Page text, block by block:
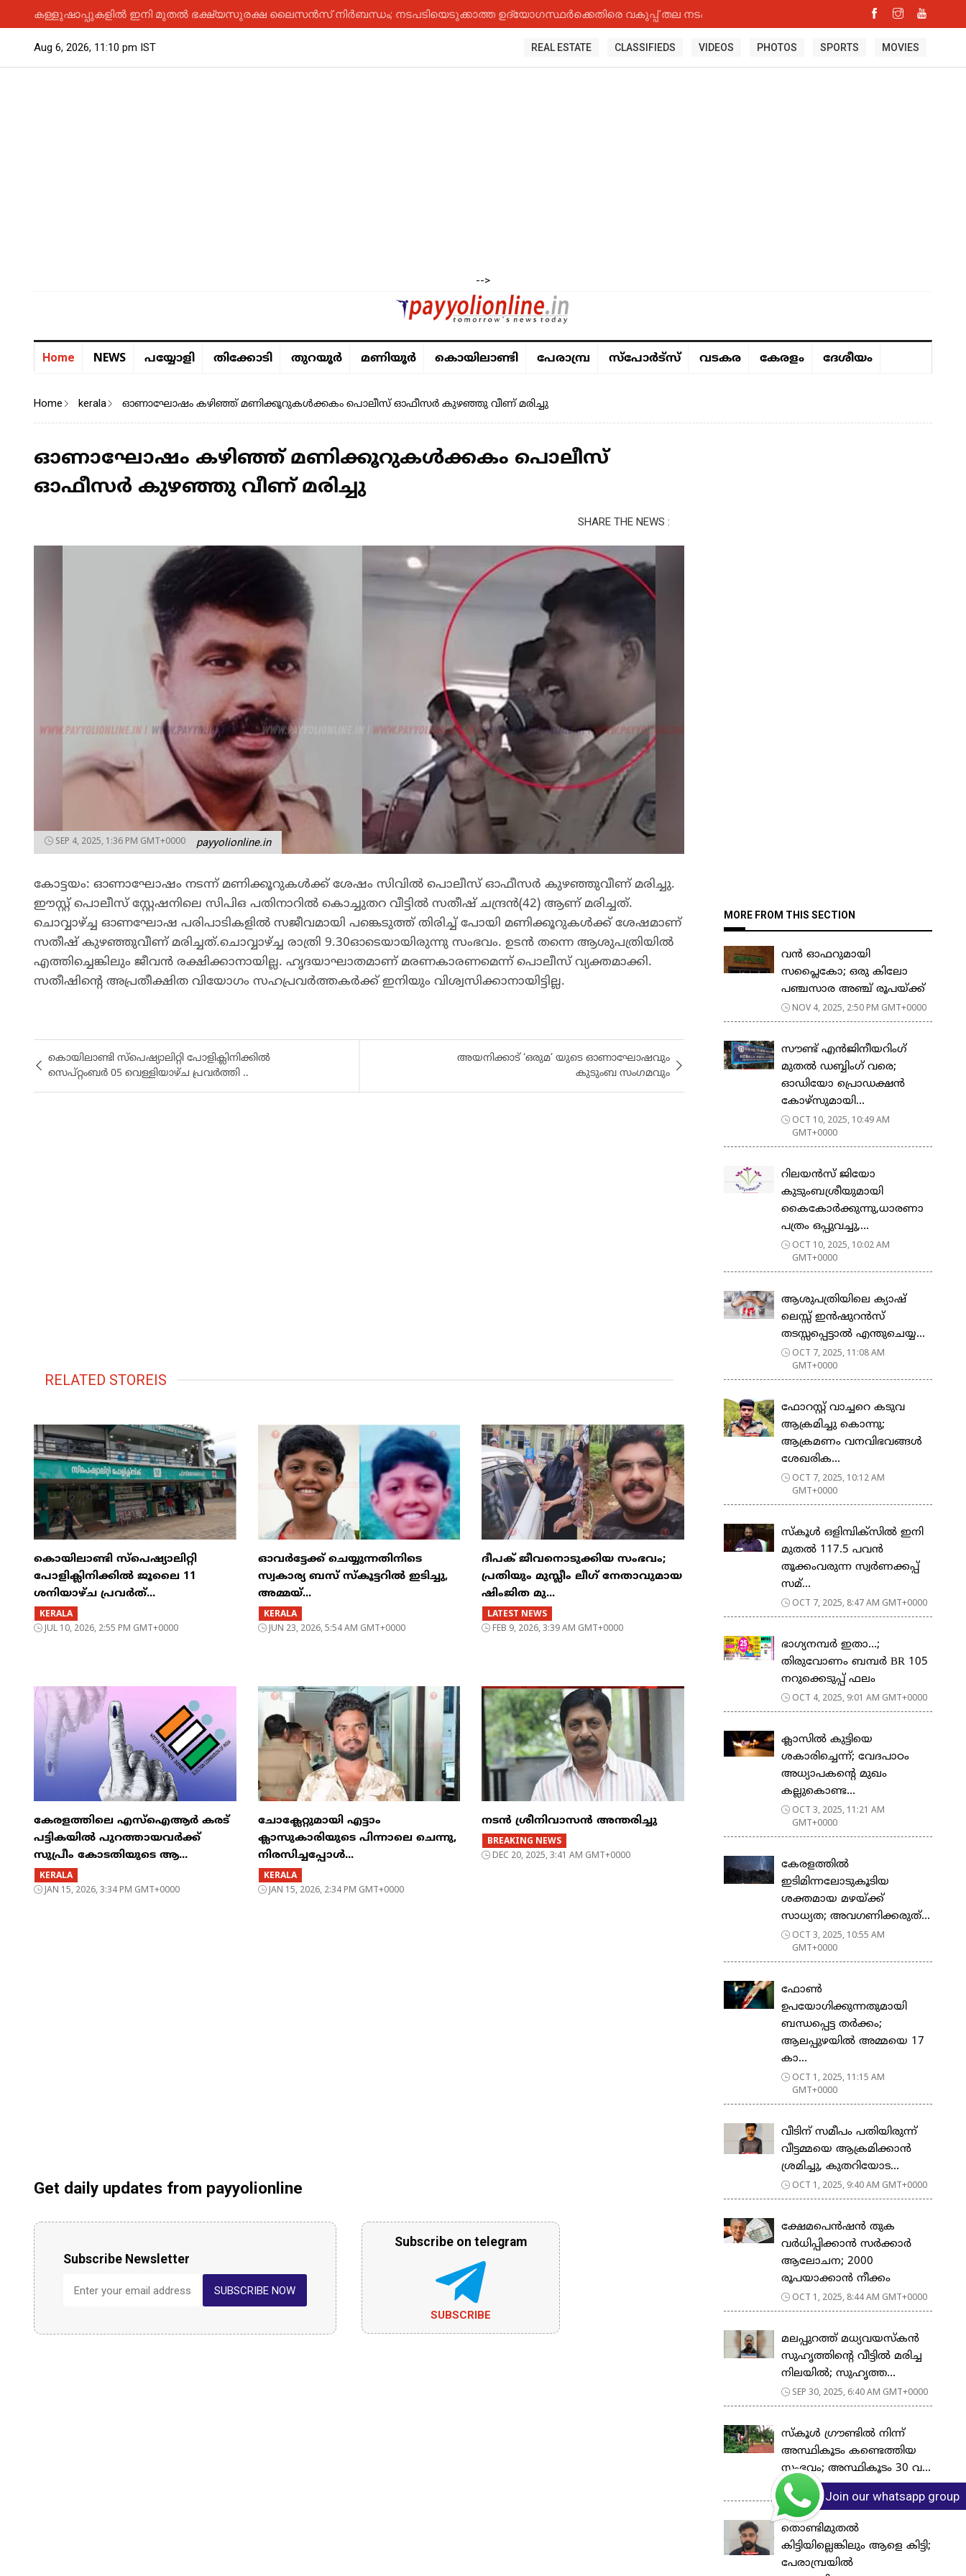
കള്ളുഷാപ്പുകളിൽ ഇനി മുതൽ ഭക്ഷ്യസുരക്ഷ ലൈസൻസ് നിർബന്ധം; നടപടിയെടുക്കാത്ത ഉദ്യോ​ഗസ്ഥർക്കെതിരെ വകുപ്പ് തല നടപടി
Aug 6, 2026, 11:10 pm IST REAL ESTATE CLASSIFIEDS VIDEOS PHOTOS SPORTS MOVIES
-->
Home NEWS പയ്യോളി തിക്കോടി തുറയൂര്‍ മണിയൂര്‍ കൊയിലാണ്ടി പേരാമ്പ്ര സ്പോർട്സ് വടകര കേരളം ദേശീയം
Home kerala ഓണാഘോഷം കഴിഞ്ഞ് മണിക്കൂറുകൾക്കകം പൊലീസ് ഓഫീസർ കുഴഞ്ഞു വീണ് മരിച്ചു
ഓണാഘോഷം കഴിഞ്ഞ് മണിക്കൂറുകൾക്കകം പൊലീസ്
ഓഫീസർ കുഴഞ്ഞു വീണ് മരിച്ചു
SHARE THE NEWS :
SEP 4, 2025, 1:36 PM GMT+0000 payyolionline.in
കോട്ടയം: ഓണാഘോഷം നടന്ന് മണിക്കൂറുകൾക്ക് ശേഷം സിവില്‍ പൊലീസ് ഓഫീസര്‍ കുഴഞ്ഞുവീണ് മരിച്ചു.
ഈസ്റ്റ് പൊലീസ് സ്റ്റേഷനിലെ സിപിഒ പതിനാറില്‍ കൊച്ചുതറ വീട്ടില്‍ സതീഷ് ചന്ദ്രന്‍(42) ആണ് മരിച്ചത്.
ചൊവ്വാഴ്ച്ച ഓണഘോഷ പരിപാടികളില്‍ സജീവമായി പങ്കെടുത്ത് തിരിച്ച് പോയി മണിക്കൂറുകള്‍ക്ക് ശേഷമാണ്
സതീഷ് കുഴഞ്ഞുവീണ് മരിച്ചത്.ചൊവ്വാഴ്ച്ച രാത്രി 9.30ഓടെയായിരുന്നു സംഭവം. ഉടന്‍ തന്നെ ആശുപത്രിയില്‍
എത്തിച്ചെങ്കിലും ജീവന്‍ രക്ഷിക്കാനായില്ല. ഹൃദയാഘാതമാണ് മരണകാരണമെന്ന് പൊലീസ് വ്യക്തമാക്കി.
സതീഷിന്റെ അപ്രതീക്ഷിത വിയോഗം സഹപ്രവർത്തകർക്ക് ഇനിയും വിശ്വസിക്കാനായിട്ടില്ല.
കൊയിലാണ്ടി സ്പെഷ്യാലിറ്റി പോളിക്ലിനിക്കിൽ
സെപ്റ്റംബർ 05 വെള്ളിയാഴ്ച പ്രവർത്തി ..
അയനിക്കാട് ‘ഒരുമ’ യുടെ ഓണാഘോഷവും
കുടുംബ സംഗമവും
RELATED STOREIS
കൊയിലാണ്ടി സ്പെഷ്യാലിറ്റി
പോളിക്ലിനിക്കിൽ ജൂലൈ 11
ശനിയാഴ്ച പ്രവർത്...
KERALA
JUL 10, 2026, 2:55 PM GMT+0000
ഓവർട്ടേക്ക് ചെയ്യുന്നതിനിടെ
സ്വകാര്യ ബസ് സ്കൂട്ടറിൽ ഇടിച്ചു,
അമ്മയ്...
KERALA
JUN 23, 2026, 5:54 AM GMT+0000
ദീപക് ജീവനൊടുക്കിയ സംഭവം;
പ്രതിയും മുസ്ലീം ലീഗ് നേതാവുമായ
ഷിംജിത മു...
LATEST NEWS
FEB 9, 2026, 3:39 AM GMT+0000
കേരളത്തിലെ എസ്ഐആർ കരട്
പട്ടികയിൽ പുറത്തായവർക്ക്
സുപ്രീം കോടതിയുടെ ആ...
KERALA
JAN 15, 2026, 3:34 PM GMT+0000
ചോക്ലേറ്റുമായി എട്ടാം
ക്ലാസുകാരിയുടെ പിന്നാലെ ചെന്നു,
നിരസിച്ചപ്പോൾ...
KERALA
JAN 15, 2026, 2:34 PM GMT+0000
നടൻ ശ്രീനിവാസൻ അന്തരിച്ചു
BREAKING NEWS
DEC 20, 2025, 3:41 AM GMT+0000
Get daily updates from payyolionline
Subscribe Newsletter
SUBSCRIBE NOW
Subscribe on telegram
SUBSCRIBE
MORE FROM THIS SECTION
വൻ ഓഫറുമായി
സപ്ലൈകോ; ഒരു കിലോ
പഞ്ചസാര അഞ്ച് രൂപയ്ക്ക്
NOV 4, 2025, 2:50 PM GMT+0000
സൗണ്ട് എൻജിനീയറിംഗ്
മുതൽ ഡബ്ബിംഗ് വരെ;
ഓഡിയോ പ്രൊഡക്ഷൻ
കോഴ്‌സുമായി...
OCT 10, 2025, 10:49 AM
GMT+0000
റിലയൻസ് ജിയോ
കുടുംബശ്രീയുമായി
കൈകോർക്കുന്നു,ധാരണാ
പത്രം ഒപ്പുവച്ചു,...
OCT 10, 2025, 10:02 AM
GMT+0000
ആശുപത്രിയിലെ ക്യാഷ്
ലെസ്സ് ഇന്‍ഷുറന്‍സ്
തടസ്സപ്പെട്ടാല്‍ എന്തുചെയ്യ...
OCT 7, 2025, 11:08 AM
GMT+0000
ഫോറസ്റ്റ് വാച്ചറെ കടുവ
ആക്രമിച്ചു കൊന്നു;
ആക്രമണം വനവിഭവങ്ങൾ
ശേഖരിക...
OCT 7, 2025, 10:12 AM
GMT+0000
സ്കൂൾ ഒളിമ്പിക്സിൽ ഇനി
മുതൽ 117.5 പവൻ
തൂക്കംവരുന്ന സ്വർണക്കപ്പ്
സമ്...
OCT 7, 2025, 8:47 AM GMT+0000
ഭാഗ്യനമ്പർ ഇതാ…;
തിരുവോണം ബമ്പർ BR 105
നറുക്കെടുപ്പ് ഫലം
OCT 4, 2025, 9:01 AM GMT+0000
ക്ലാസിൽ കുട്ടിയെ
ശകാരിച്ചെന്ന്; വേദപാഠം
അധ്യാപകന്റെ മുഖം
കല്ലുകൊണ്ട...
OCT 3, 2025, 11:21 AM
GMT+0000
കേരളത്തില്‍
ഇടിമിന്നലോടുകൂടിയ
ശക്തമായ മഴയ്ക്ക്
സാധ്യത; അവഗണിക്കരുത്...
OCT 3, 2025, 10:55 AM
GMT+0000
ഫോൺ
ഉപയോഗിക്കുന്നതുമായി
ബന്ധപ്പെട്ട തർക്കം;
ആലപ്പുഴയിൽ അമ്മയെ 17
കാ...
OCT 1, 2025, 11:15 AM
GMT+0000
വീടിന് സമീപം പതിയിരുന്ന്
വീട്ടമ്മയെ ആക്രമിക്കാൻ
ശ്രമിച്ചു, കുതറിയോട...
OCT 1, 2025, 9:40 AM GMT+0000
ക്ഷേമപെൻഷൻ തുക
വർധിപ്പിക്കാൻ സർക്കാർ
ആലോചന; 2000
രൂപയാക്കാൻ നീക്കം
OCT 1, 2025, 8:44 AM GMT+0000
മലപ്പുറത്ത് മധ്യവയസ്കൻ
സുഹൃത്തിന്‍റെ വീട്ടിൽ മരിച്ച
നിലയിൽ; സുഹൃത്ത...
SEP 30, 2025, 6:40 AM GMT+0000
സ്കൂള്‍ ഗ്രൗണ്ടിൽ നിന്ന്
അസ്ഥികൂടം കണ്ടെത്തിയ
സംഭവം; അസ്ഥികൂടം 30 വ...
SEP 21, 2025, 5:17 AM GMT+0000
തൊണ്ടിമുതല്‍
കിട്ടിയില്ലെങ്കിലും ആളെ കിട്ടി;
പേരാമ്പ്രയിൽ
Join our whatsapp group